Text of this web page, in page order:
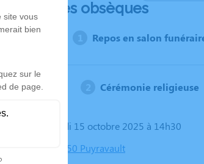
Déroulé des obsèques
Repos en salon
Cérémonie religieuse
Le mercredi 15 octobre 2025 à 14h30
Église, 85450 Puyravault